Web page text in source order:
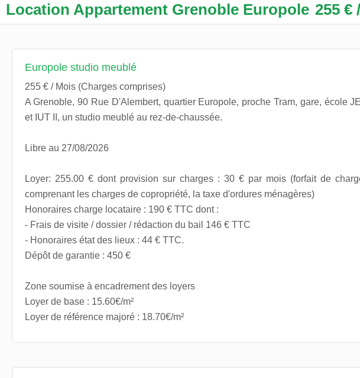
Location Appartement Grenoble Europole 255 €
Europole studio meublé
255 € / Mois (Charges comprises)
A Grenoble, 90 Rue D'Alembert, quartier Europole, proche Tram, gare, école
et IUT II, un studio meublé au rez-de-chaussée.
Libre au 27/08/2026
Loyer: 255.00 € dont provision sur charges : 30 € par mois (forfait de
comprenant les charges de copropriété, la taxe d'ordures ménagères)
Honoraires charge locataire : 190 € TTC dont :
- Frais de visite / dossier / rédaction du bail 146 € TTC
- Honoraires état des lieux : 44 € TTC.
Dépôt de garantie : 450 €
Zone soumise à encadrement des loyers
Loyer de base : 15.60€/m²
Loyer de référence majoré : 18.70€/m²